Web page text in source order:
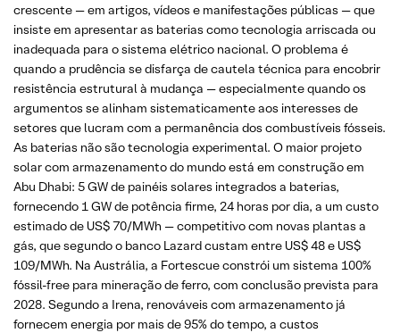
crescente — em artigos, vídeos e manifestações públicas — que
insiste em apresentar as baterias como tecnologia arriscada ou
inadequada para o sistema elétrico nacional. O problema é
quando a prudência se disfarça de cautela técnica para encobrir
resistência estrutural à mudança — especialmente quando os
argumentos se alinham sistematicamente aos interesses de
setores que lucram com a permanência dos combustíveis fósseis.
As baterias não são tecnologia experimental. O maior projeto
solar com armazenamento do mundo está em construção em
Abu Dhabi: 5 GW de painéis solares integrados a baterias,
fornecendo 1 GW de potência firme, 24 horas por dia, a um custo
estimado de US$ 70/MWh — competitivo com novas plantas a
gás, que segundo o banco Lazard custam entre US$ 48 e US$
109/MWh. Na Austrália, a Fortescue constrói um sistema 100%
fóssil-free para mineração de ferro, com conclusão prevista para
2028. Segundo a Irena, renováveis com armazenamento já
fornecem energia por mais de 95% do tempo, a custos